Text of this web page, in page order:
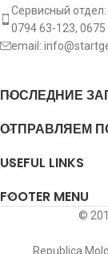
Сервисный отдел:
0794 63-123, 0675
email:
ПОСЛЕДНИЕ
ОТПРАВЛЯЕМ
USEFUL LINKS
FOOTER MENU
©
Republica